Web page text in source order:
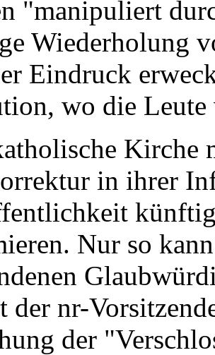
"manipuliert
Wiederholung
Eindruck
wo die
Kirche
in ihrer
Nur so
der nr-
der